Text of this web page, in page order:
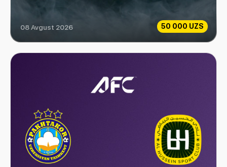
50 000 UZS
Bunyodkor vs OKMK
08 Avgust 2026